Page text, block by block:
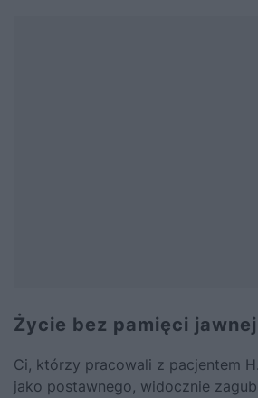
Życie bez pamięci jawnej
Ci, którzy pracowali z pacjentem
jako postawnego, widocznie